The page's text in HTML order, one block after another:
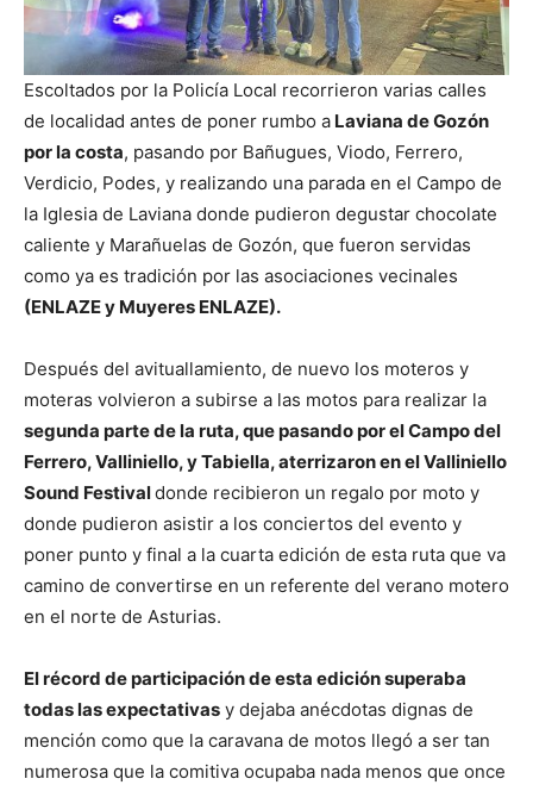
Escoltados por la Policía Local recorrieron varias calles
de localidad antes de poner rumbo a Laviana de Gozón
por la costa, pasando por Bañugues, Viodo, Ferrero,
Verdicio, Podes, y realizando una parada en el Campo de
la Iglesia de Laviana donde pudieron degustar chocolate
caliente y Marañuelas de Gozón, que fueron servidas
como ya es tradición por las asociaciones vecinales
(ENLAZE y Muyeres ENLAZE).
Después del avituallamiento, de nuevo los moteros y
moteras volvieron a subirse a las motos para realizar la
segunda parte de la ruta, que pasando por el Campo del
Ferrero, Valliniello, y Tabiella, aterrizaron en el Valliniello
Sound Festivaldonde recibieron un regalo por moto y
donde pudieron asistir a los conciertos del evento y
poner punto y final a la cuarta edición de esta ruta que va
camino de convertirse en un referente del verano motero
en el norte de Asturias.
El récord de participación de esta edición superaba
todas las expectativas y dejaba anécdotas dignas de
mención como que la caravana de motos llegó a ser tan
numerosa que la comitiva ocupaba nada menos que once